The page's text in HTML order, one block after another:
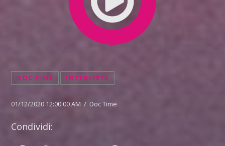
DOC TIME INTERVISTE
01/12/2020 12:00:00 AM / Doc Time
Condividi: